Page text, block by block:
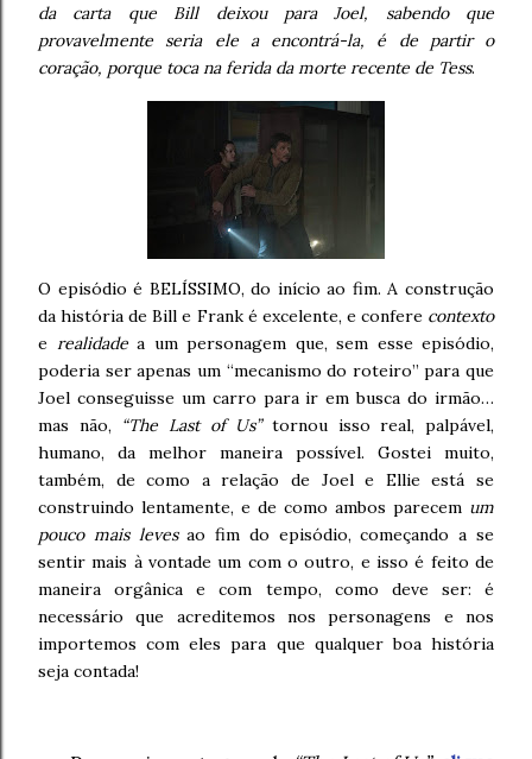
da carta que Bill deixou para Joel, sabendo que
provavelmente seria ele a encontrá-la, é de partir o
coração, porque toca na ferida da morte recente de Tess.
O episódio é BELÍSSIMO, do início ao fim. A construção
da história de Bill e Frank é excelente, e confere contexto
e realidadea um personagem que, sem esse episódio,
poderia ser apenas um “mecanismo do roteiro” para que
Joel conseguisse um carro para ir em busca do irmão…
mas não, “The Last of Us”tornou isso real, palpável,
humano, da melhor maneira possível. Gostei muito,
também, de como a relação de Joel e Ellie está se
construindo lentamente, e de como ambos parecem um
pouco mais levesao fim do episódio, começando a se
sentir mais à vontade um com o outro, e isso é feito de
maneira orgânica e com tempo, como deve ser: é
necessário que acreditemos nos personagens e nos
importemos com eles para que qualquer boa história
seja contada!